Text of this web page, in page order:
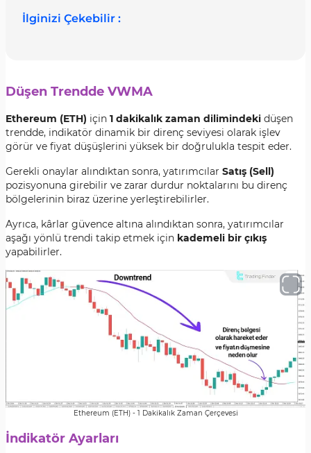
İlginizi Çekebilir :
Düşen Trendde VWMA
Ethereum (ETH) için 1 dakikalık zaman dilimindeki düşen
trendde, indikatör dinamik bir direnç seviyesi olarak işlev
görür ve fiyat düşüşlerini yüksek bir doğrulukla tespit eder.
Gerekli onaylar alındıktan sonra, yatırımcılar Satış (Sell)
pozisyonuna girebilir ve zarar durdur noktalarını bu direnç
bölgelerinin biraz üzerine yerleştirebilirler.
Ayrıca, kârlar güvence altına alındıktan sonra, yatırımcılar
aşağı yönlü trendi takip etmek için kademeli bir çıkış
yapabilirler.
Ethereum (ETH) - 1 Dakikalık Zaman Çerçevesi
İndikatör Ayarları